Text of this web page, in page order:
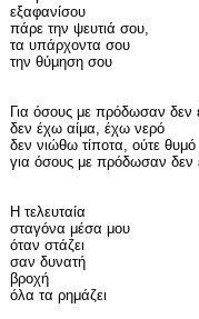
εξαφανίσου
πάρε την ψευτιά σου,
τα υπάρχοντα σου
την θύμηση σου
Για όσους με πρόδωσαν δεν
δεν έχω αίμα, έχω νερό
δεν νιώθω τίποτα, ούτε θυμό
για όσους με πρόδωσαν δεν
Η τελευταία
σταγόνα μέσα μου
όταν στάζει
σαν δυνατή
βροχή
όλα τα ρημάζει